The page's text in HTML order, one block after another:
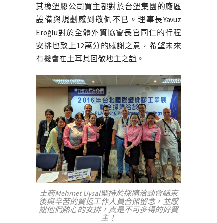
其橡塑膠公司買主都對於台塑集團的廠區
設備與規劃感到敬佩不已。理事長Yavuz
Eroğlu對於全體外貿協會長官同仁的行程
安排也致上12萬分的感謝之意，希望未來
有機會在土耳其回敬地主之誼。
土商Mehmet Uysal堅持於採購洽談會結束
後與辛苦的貿協工作人員合照留念，並感
謝他們熱心的安排，真是不可多得的好買
主！